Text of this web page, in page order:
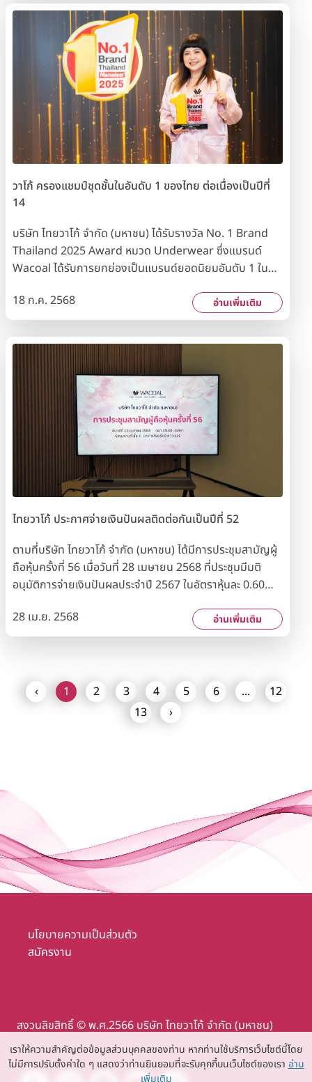
(ตลท.) ผลการประเมินดังกล่าวแสดงให้เห็นถึงความมุ่งมั่นขอ
งบริษัทฯ ในการดำเนินกิจการภายใต้หลักการกำกับดูแล
กิจการที่ดีมาโดยตลอด ควบคู่ไปกับการดำเนินธุรกิจอย่าง
สมดุลตามแนวทางการพัฒนาอย่างยั่งยืนทั้งด้านเศรษฐกิจ
สังคม และสิ่งแวดล้อม
วาโก้ ครองแชมป์ชุดชั้นในอันดับ 1 ของไทย ต่อเนื่องเป็นปีที่
14
บริษัท ไทยวาโก้ จำกัด (มหาชน) ได้รับรางวัล No. 1 Brand
Thailand 2025 Award หมวด Underwear ซึ่งแบรนด์
Wacoal ได้รับการยกย่องเป็นแบรนด์ยอดนิยมอันดับ 1 ใน
ของผู้บริโภคผ่านกลุ่มตัวอย่างทั่วประเทศ โดยนิตยสาร
Marketeer และสถาบันวิจัยการตลาดระดับโลก รางวัลนี้ถือ
เป็นอีกหนึ่งความภาคภูมิใจของ Wacoal ที่ยังคงยึดมั่นในการ
Wacoal - วาโก้ภูมิใจในสิ่งที่ทำ” ด้วยการพัฒนานวัตกรรมและ
การออกแบบที่ทันสมัย ควบคู่กับกระบวนการผลิตที่เป็นมิตร
ต่อสิ่งแวดล้อม ทำให้ Wacoal ยังคงครองตำแหน่งแบรนด์ชุด
ชั้นในอันดับหนึ่งในใจผู้บริโภคเสมอ
18 ก.ค. 2568 อ่านเพิ่มเติม
ไทยวาโก้ ประกาศจ่ายเงินปันผลติดต่อกันเป็นปีที่ 52
ตามที่บริษัท ไทยวาโก้ จำกัด (มหาชน) ได้มีการประชุมสามัญผู้
ถือหุ้นครั้งที่ 56 เมื่อวันที่ 28 เมษายน 2568 ที่ประชุมมีมติ
อนุมัติการจ่ายเงินปันผลประจำปี 2567 ในอัตราหุ้นละ 0.60
หุ้น (Record Date) ที่มีสิทธิรับเงินปันผล คือ วันอังคารที่ 13
พฤษภาคม 2568 และกำหนดจ่ายเงินปันผลให้แก่ผู้ถือหุ้นในวัน
การมุ่งเน้นสร้างมูลค่าเพิ่มให้กับผู้ถือหุ้นมาโดยตลอด สำหรับผู้
ถือหุ้นที่ต้องการชมภาพการประชุมสามัญผู้ถือหุ้นในครั้งนี้
บริษัทฯ ได้จัดให้มีการบันทึกภาพการประชุมในรูปของสื่อวิดี
28 เม.ย. 2568 อ่านเพิ่มเติม
‹ 1 2 3 4 5 6 ...
12
13
›
นโยบายความเป็นส่วนตัว
สมัครงาน
สงวนลิขสิทธิ์ © พ.ศ.2566 บริษัท ไทยวาโก้ จำกัด (มหาชน)
เราให้ความสำคัญต่อข้อมูลส่วนบุคคลของท่าน หากท่านใช้บริการเว็บไซต์นี้โดย
ไม่มีการปรับตั้งค่าใด ๆ แสดงว่าท่านยินยอมที่จะรับคุกกี้บนเว็บไซต์ของเรา อ่าน
เพิ่มเติม